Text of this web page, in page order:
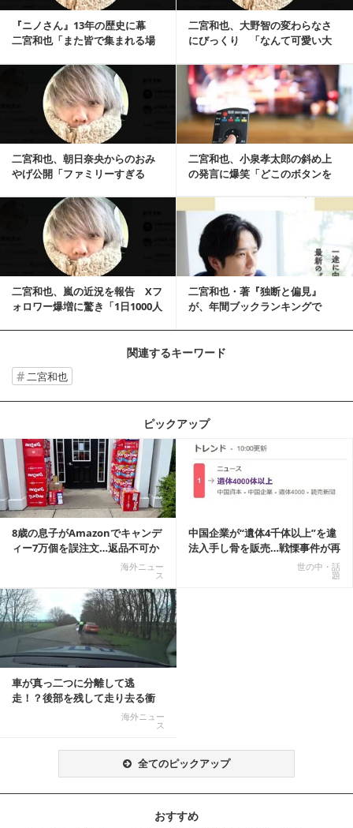
『ニノさん』13年の歴史に幕
二宮和也「また皆で集まれる場
二宮和也、大野智の変わらなさ
にびっくり 「なんて可愛い大
二宮和也、朝日奈央からのおみ
やげ公開「ファミリーすぎる
二宮和也、小泉孝太郎の斜め上
の発言に爆笑「どこのボタンを
記事を読む
二宮和也、嵐の近況を報告 Xフ
ォロワー爆増に驚き「1日1000人
二宮和也・著『独断と偏見』
が、年間ブックランキングで
記事を読む
関連するキーワード
二宮和也
ピックアップ
8歳の息子がAmazonでキャンデ
ィー7万個を誤注文…返品不可か
海外ニュー
ス
中国企業が“遺体4千体以上”を違
法入手し骨を販売…戦慄事件が再
世の中・話
題
記事を読む
車が真っ二つに分離して逃
走！？後部を残して走り去る衝
海外ニュー
ス
全てのピックアップ
おすすめ